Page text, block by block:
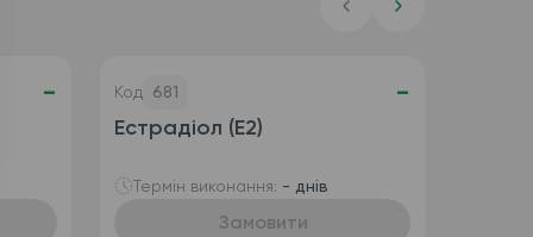
- Код 681 -
Естрадіол (E2)
Термін виконання: - днів
Замовити